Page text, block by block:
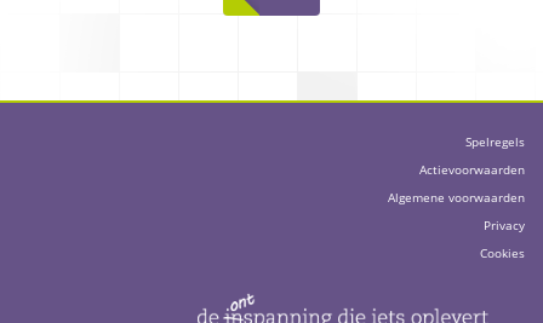
Spelregels
Actievoorwaarden
Algemene voorwaarden
Privacy
Cookies